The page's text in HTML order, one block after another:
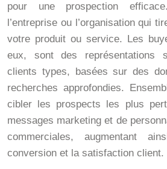
pour une prospection
l’entreprise ou l’organisation qui
votre produit ou service. Les
eux, sont des représentations
clients types, basées sur des
recherches approfondies.
cibler les prospects les plus
messages marketing et de
commerciales, augmentant
conversion et la satisfaction client.